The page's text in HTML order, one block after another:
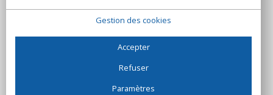
C/Flassaders, 13, Nave 6, 08130 Santa Perpètua de Mogoda
Gestion des cookies
Accepter
Refuser
Paramètres